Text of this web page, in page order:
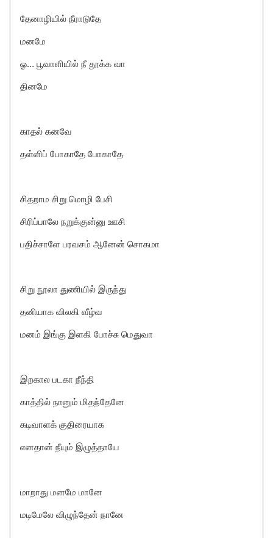
தேனாழியில் நீராடுதே
மனமே
ஓ… பூவாளியில் நீ தூக்க வா
தினமே
காதல் கனவே
தள்ளிப் போகாதே போகாதே
சிதறாம சிறு மொழி பேசி
சிரிப்பாலே நறுக்குன்னு ஊசி
பதிச்சாளே பரவசம் ஆனேன் சொகமா
சிறு நூலா துணியில் இருந்து
தனியாக விலகி வீழ்வ
மனம் இங்கு இளகி போச்சு மெதுவா
இறகால படகா நீந்தி
காத்தில் நானும் மிதந்தேனே
கடிவாளக் குதிரையாக
எனதான் நீயும் இழுத்தாயே
மாறாது மனமே மானே
மடிமேலே விழுந்தேன் நானே